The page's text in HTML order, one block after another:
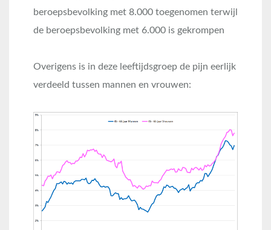
beroepsbevolking met 8.000 toegenomen terwijl
de beroepsbevolking met 6.000 is gekrompen
Overigens is in deze leeftijdsgroep de pijn eerlijk
verdeeld tussen mannen en vrouwen: